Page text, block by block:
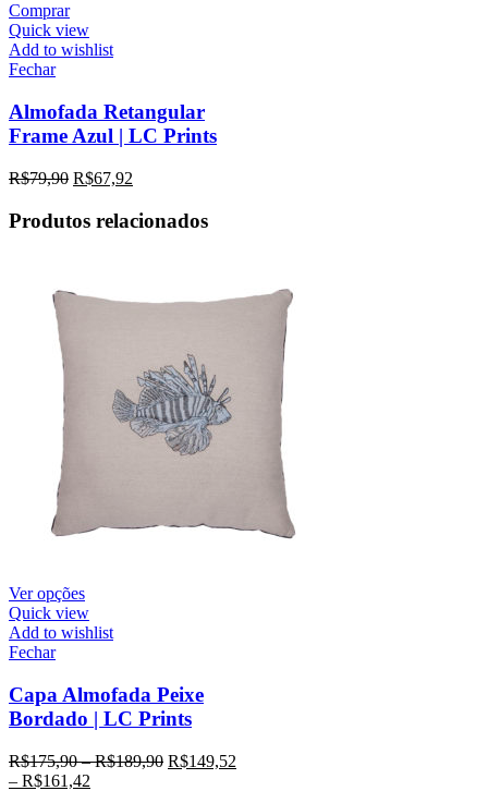
Comprar
Quick view
Add to wishlist
Fechar
Almofada Retangular
Frame Azul | LC Prints
R$79,90 R$67,92
Produtos relacionados
Ver opções
Quick view
Add to wishlist
Fechar
Capa Almofada Peixe
Bordado | LC Prints
R$175,90–R$189,90 R$149,52
– R$161,42